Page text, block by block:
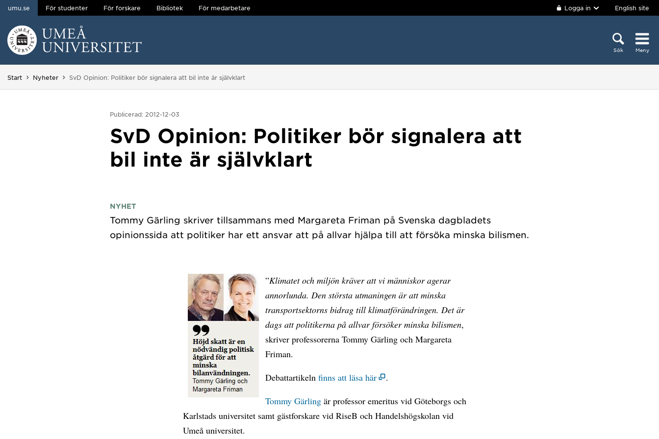
Hoppa direkt till innehållet
umu.se För studenter För forskare Bibliotek För medarbetare Logga in English site
Sök Meny
Start Nyheter Du är här:
SvD Opinion: Politiker bör signalera att bil inte är självklart
Publicerad: 2012-12-03
SvD Opinion: Politiker bör signalera att
bil inte är självklart
NYHET
Tommy Gärling skriver tillsammans med Margareta Friman på Svenska dagbladets
”Klimatet och miljön kräver att vi människor agerar
annorlunda. Den största utmaningen är att minska
transportsektorns bidrag till klimatförändringen. Det är
dags att politikerna på allvar försöker minska bilismen,
skriver professorerna Tommy Gärling och Margareta
Friman.
Debattartikelnfinns att läsa här
.
Tommy Gärling är professor emeritus vid Göteborgs och
Karlstads universitet samt gästforskare vid RiseB och Handelshögskolan vid
Umeå universitet.